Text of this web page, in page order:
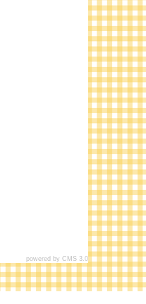
powered by CMS 3.0
DesignAlexandra Laber
CMS-TechnikCMS 3.0
Hilfe
Wartungslogin